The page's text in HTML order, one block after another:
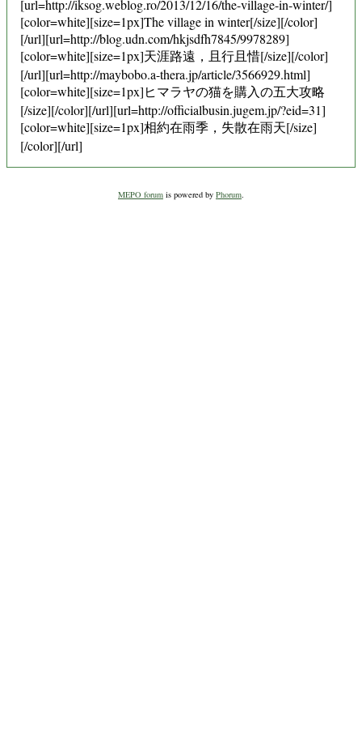
[url=http://iksog.weblog.ro/2013/12/16/the-village-in-winter/]
[color=white][size=1px]The village in winter[/size][/color]
[/url][url=http://blog.udn.com/hkjsdfh7845/9978289]
[color=white][size=1px]天涯路遠，且行且惜[/size][/color]
[/url][url=http://maybobo.a-thera.jp/article/3566929.html]
[color=white][size=1px]ヒマラヤの猫を購入の五大攻略
[/size][/color][/url][url=http://officialbusin.jugem.jp/?eid=31]
[color=white][size=1px]相約在雨季，失散在雨天[/size]
[/color][/url]
MEPO forum is powered by Phorum.